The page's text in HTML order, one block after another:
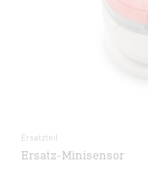
Ersatzteil
Ersatz-Minisensor